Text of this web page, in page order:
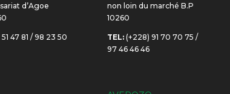
d’Agoe
47 81 / 98 23 50
non loin du marché B.P
10260
TEL: (+228) 91 70 70 75 /
97 46 46 46